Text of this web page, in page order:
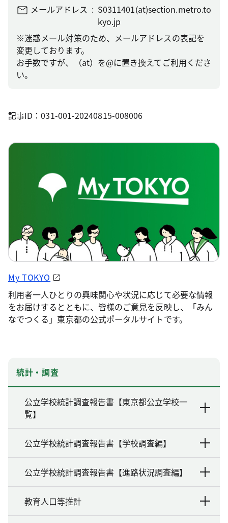
メールアドレス
S0311401(at)section.metro.to
kyo.jp
※迷惑メール対策のため、メールアドレスの表記を
変更しております。
お手数ですが、（at）を@に置き換えてご利用くださ
い。
記事ID：031-001-20240815-008006
My TOKYO
利用者一人ひとりの興味関心や状況に応じて必要な情報
をお届けするとともに、皆様のご意見を反映し、「みん
なでつくる」東京都の公式ポータルサイトです。
統計・調査
公立学校統計調査報告書【東京都公立学校一
覧】
公立学校統計調査報告書【学校調査編】
公立学校統計調査報告書【進路状況調査編】
教育人口等推計